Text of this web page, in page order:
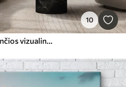
10
Abstrakčios formos, kuriančios vizualinę harmoniją